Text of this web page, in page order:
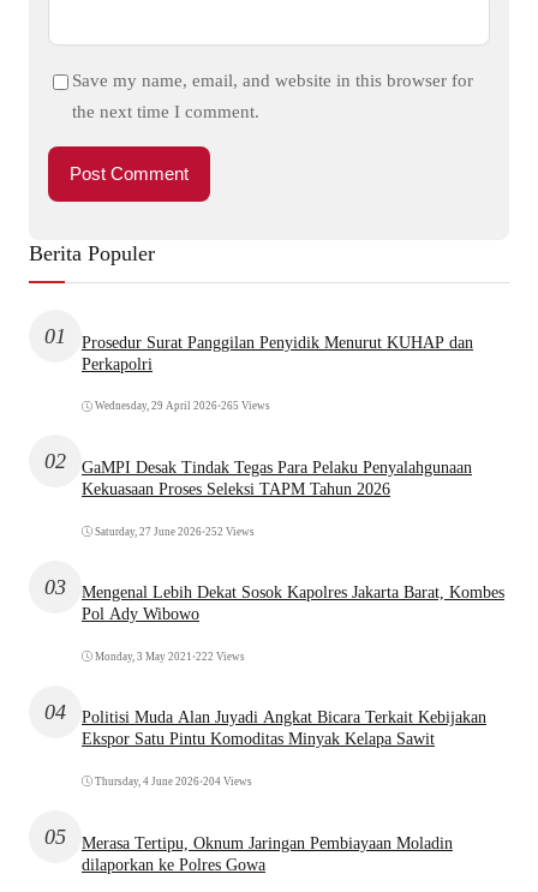
Save my name, email, and website in this browser for
the next time I comment.
Berita Populer
01
Prosedur Surat Panggilan Penyidik Menurut KUHAP dan
Perkapolri
Wednesday, 29 April 2026•265 Views
02
GaMPI Desak Tindak Tegas Para Pelaku Penyalahgunaan
Kekuasaan Proses Seleksi TAPM Tahun 2026
Saturday, 27 June 2026•252 Views
03
Mengenal Lebih Dekat Sosok Kapolres Jakarta Barat, Kombes
Pol Ady Wibowo
Monday, 3 May 2021 •222 Views
04
Politisi Muda Alan Juyadi Angkat Bicara Terkait Kebijakan
Ekspor Satu Pintu Komoditas Minyak Kelapa Sawit
Thursday, 4 June 2026•204 Views
05
Merasa Tertipu, Oknum Jaringan Pembiayaan Moladin
dilaporkan ke Polres Gowa